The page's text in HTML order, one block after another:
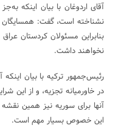
آقای اردوغان با بیان اینکه
نشناخته است، گفت: همسایگان
بنابراین مسئولان کردستان
نخواهند داشت.
رئیس‌جمهور ترکیه با بیان
در خاورمیانه تجزیه، و از این
آنها برای سوریه نیز همین نقشه
این خصوص بسیار مهم است.